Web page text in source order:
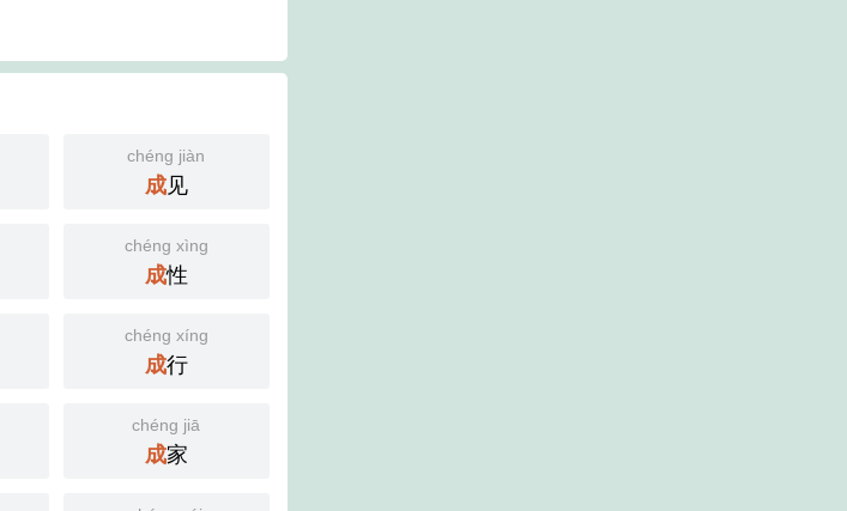
chéng jiàn
成见
chéng xìng
成性
chéng xíng
成行
chéng jiā
成家